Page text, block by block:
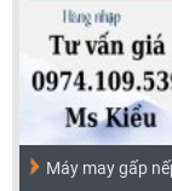
Máy may gấp